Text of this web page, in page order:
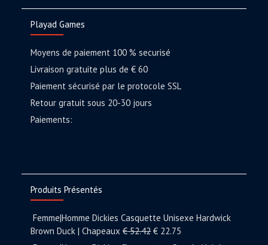
Playad Games
Moyens de paiement 100 % securisé
Livraison gratuite plus de € 60
Paiement sécurisé par le protocole SSL
Retour gratuit sous 20-30 jours
Paiements:
Produits Présentés
Femme|Homme Dickies Casquette Unisexe Hardwick
Brown Duck | Chapeaux €52.42 € 22.75